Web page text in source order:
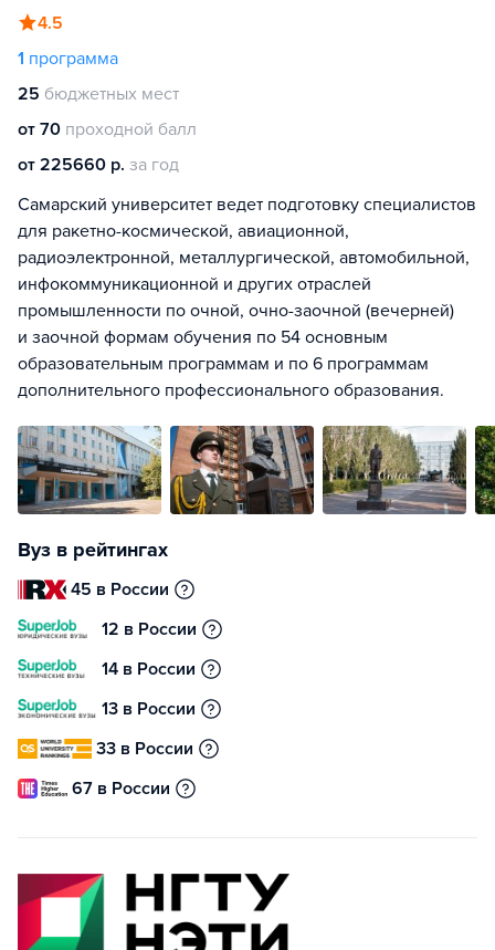
4.5
1 программа
25 бюджетных мест
от 70 проходной балл
от 225660 р. за год
Самарский университет ведет подготовку специалистов
для ракетно-космической, авиационной,
радиоэлектронной, металлургической, автомобильной,
инфокоммуникационной и других отраслей
промышленности по очной, очно-заочной (вечерней)
и заочной формам обучения по 54 основным
образовательным программам и по 6 программам
дополнительного профессионального образования.
Вуз в рейтингах
45 в России
12 в России
14 в России
13 в России
33 в России
67 в России